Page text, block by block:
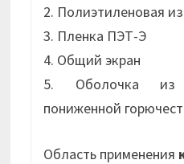
2. Полиэтиленовая
3. Пленка ПЭТ-Э
4. Общий экран
5. Оболочка из
пониженной
Область применения